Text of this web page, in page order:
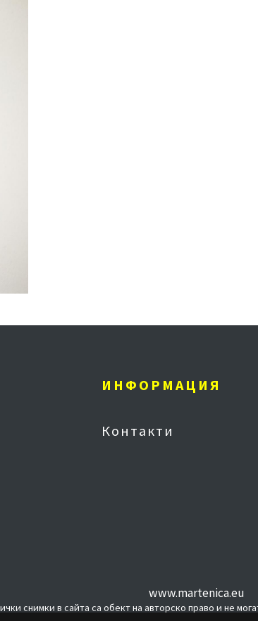
ИНФОРМАЦИЯ
Контакти
www.martenica.eu
снимки в сайта са обект на авторско право и не